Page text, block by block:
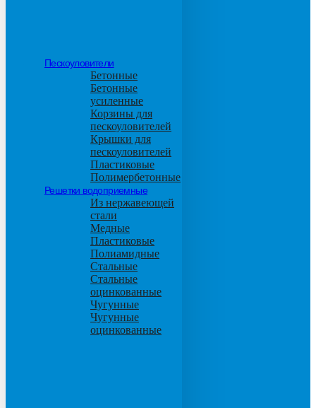
Пескоуловители
Бетонные
Бетонные
усиленные
Корзины для
пескоуловителей
Крышки для
пескоуловителей
Пластиковые
Полимербетонные
Решетки водоприемные
Из нержавеющей
стали
Медные
Пластиковые
Полиамидные
Стальные
Стальные
оцинкованные
Чугунные
Чугунные
оцинкованные